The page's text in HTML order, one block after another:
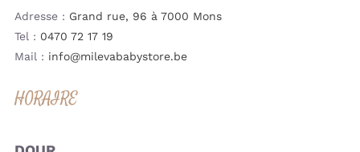
Adresse : Grand rue, 96 à 7000 Mons
Tel : 0470 72 17 19
Mail : info@milevababystore.be
HORAIRE